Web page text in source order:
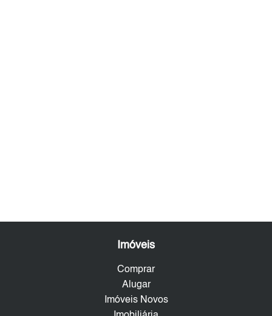
Imóveis
Comprar
Alugar
Imóveis Novos